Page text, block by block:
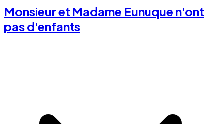
Monsieur et Madame Eunuque n'ont
pas d'enfants